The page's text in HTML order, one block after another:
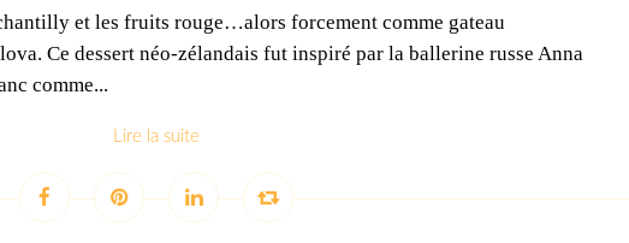
et les fruits rouge…alors forcement comme gateau
Ce dessert néo-zélandais fut inspiré par la ballerine russe Anna
comme...
Lire la suite